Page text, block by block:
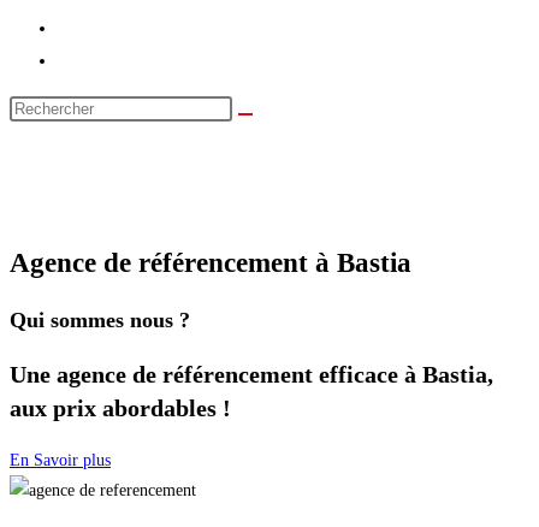
Agence de référencement à Bastia
Qui sommes nous ?
Une agence de référencement efficace à Bastia,
aux prix abordables !
En Savoir plus